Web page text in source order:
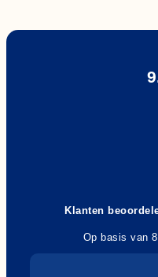
Klanten
Op basis van